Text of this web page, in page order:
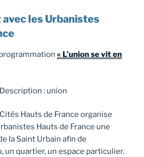
les Urbanistes
« L’union se vit en
Hauts de France organise
Hauts de France une
la Saint Urbain afin de
un quartier, un espace particulier.